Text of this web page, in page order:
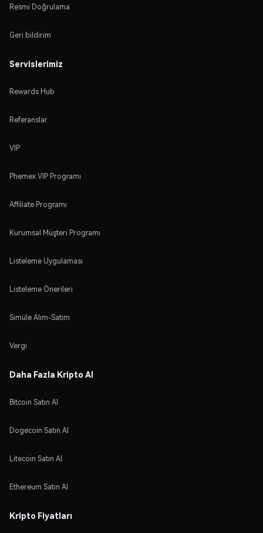
Resmi Doğrulama
Geri bildirim
Servislerimiz
Rewards Hub
Referanslar
VIP
Phemex VIP Programı
Affiliate Programı
Kurumsal Müşteri Programı
Listeleme Uygulaması
Listeleme Önerileri
Simüle Alım-Satım
Vergi
Daha Fazla Kripto Al
Bitcoin Satın Al
Dogecoin Satın Al
Litecoin Satın Al
Ethereum Satın Al
Kripto Fiyatları